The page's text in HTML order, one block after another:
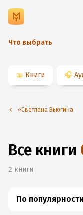
Что выбрать
📖 Книги 🎧
⭐️Светлана Вьюгина
Все книги
2 книги
По